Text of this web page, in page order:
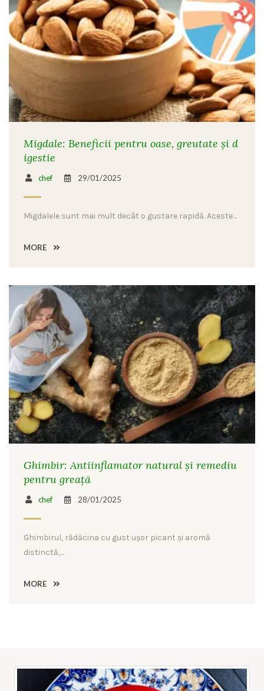
Migdale: Beneficii pentru oase, greutate și d
igestie
chef 29/01/2025
Migdalele sunt mai mult decât o gustare rapidă. Aceste…
MORE
Ghimbir: Antiinflamator natural și remediu
pentru greață
chef 28/01/2025
Ghimbirul, rădăcina cu gust ușor picant și aromă
distinctă,…
MORE